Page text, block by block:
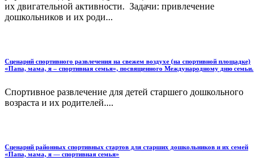
их двигательной активности. Задачи: привлечение
дошкольников и их роди...
Сценарий спортивного развлечения на свежем воздухе (на спортивной площадке)
«Папа, мама, я – спортивная семья», посвященного Международному дню семьи.
Спортивное развлечение для детей старшего дошкольного
возраста и их родителей....
Сценарий районных спортивных стартов для старших дошкольников и их семей
«Папа, мама, я — спортивная семья»